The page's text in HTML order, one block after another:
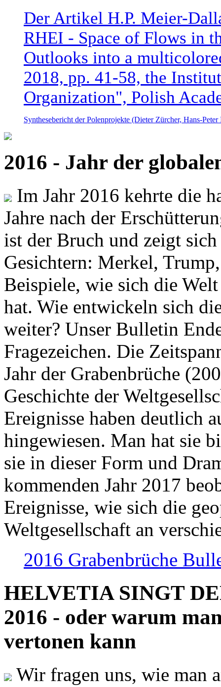
Der Artikel H.P. Meier-
RHEI - Space of Flows in
Outlooks into a
2018, pp. 41-58, the
Organization", Polish
Synthesebericht der Polenprojekte (Dieter Zürcher, Hans-
2016 - Jahr der
Im Jahr 2016 kehrte die
Jahre nach der
ist der Bruch und zeigt
Gesichtern: Merkel,
Beispiele, wie sich die
hat. Wie entwickeln sich
weiter? Unser Bulletin
Fragezeichen. Die
Jahr der Grabenbrüche
Geschichte der
Ereignisse haben deutlich
hingewiesen. Man hat sie
sie in dieser Form und
kommenden Jahr 2017
Ereignisse, wie sich die
Weltgesellschaft an
2016 Grabenbrüche
HELVETIA SINGT
2016 - oder warum
vertonen kann
Wir fragen uns, wie man